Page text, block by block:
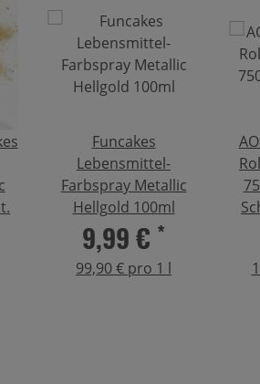
Funcakes
Lebensmittel-
Farbspray Metallic
Hellgold 100ml
9,99 € *
99,90 € pro 1 l